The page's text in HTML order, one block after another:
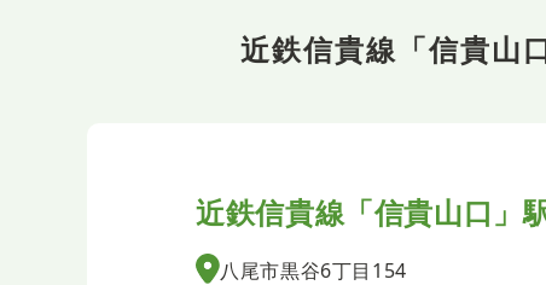
近鉄信貴線「信貴山
近鉄信貴線「信貴山口」
八尾市黒谷6丁目154